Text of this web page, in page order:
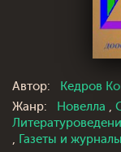
Автор:
Кедров
Жанр:
Новелла ,
, Газеты и журналы